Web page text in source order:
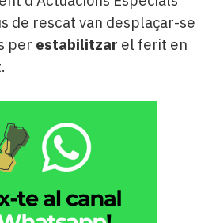
de rescat van desplaçar-se
per estabilitzar el ferit en